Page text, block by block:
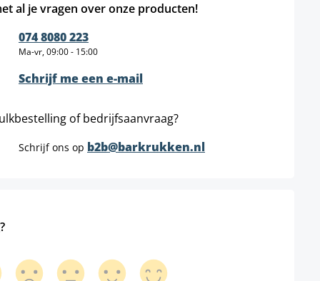
al je vragen over onze producten!
074 8080 223
Ma-vr, 09:00 - 15:00
Schrijf me een e-mail
of bedrijfsaanvraag?
Schrijf ons op b2b@barkrukken.nl